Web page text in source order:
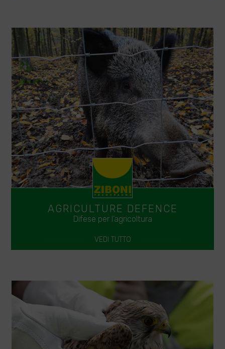
AGRICULTURE DEFENCE
Difese per l’agricoltura
VEDI TUTTO